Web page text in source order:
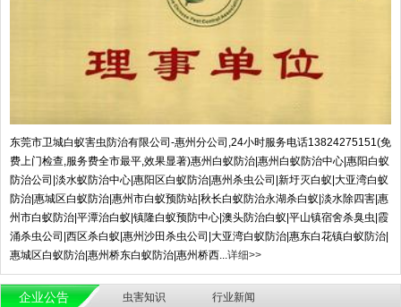
东莞市卫城白蚁害虫防治有限公司-惠州分公司,24小时服务电话13824275151(免
费上门检查,服务费全市最平,效果显著)惠州白蚁防治|惠州白蚁防治中心|惠阳白蚁
防治公司|淡水蚁防治中心|惠阳区白蚁防治|惠州杀虫公司|新圩灭白蚁|大亚湾白蚁
防治|惠城区白蚁防治|惠州市白蚁预防站|秋长白蚁防治永湖杀白蚁|淡水除四害|惠
州市白蚁防治|平潭治白蚁|镇隆白蚁预防中心|澳头防治白蚁|平山镇宿舍杀臭虫|霞
涌杀虫公司|西区杀白蚁|惠州沙田杀虫公司|大亚湾白蚁防治|惠东白花镇白蚁防治|
惠城区白蚁防治|惠州桥东白蚁防治|惠州桥西... 详细>>
企业公告 虫害知识 行业新闻